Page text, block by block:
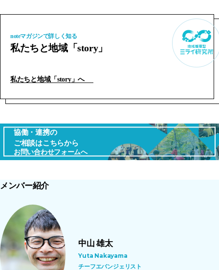
noteマガジンで詳しく知る
私たちと地域「story」
私たちと地域「story」へ
協働・連携の
ご相談はこちらから
お問い合わせフォームへ
メンバー紹介
中山 雄太
Yuta Nakayama
チーフエバンジェリスト